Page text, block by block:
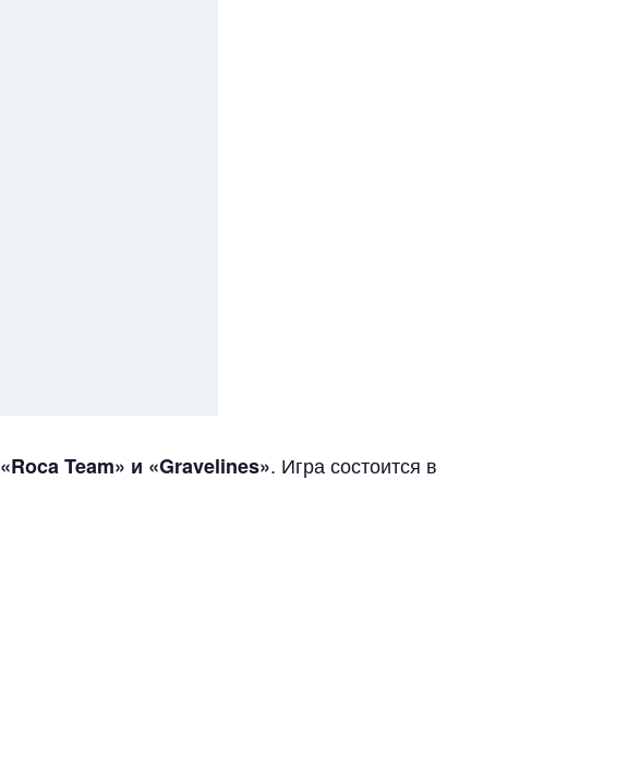
«Roca Team» и «Gravelines». Игра состоится в